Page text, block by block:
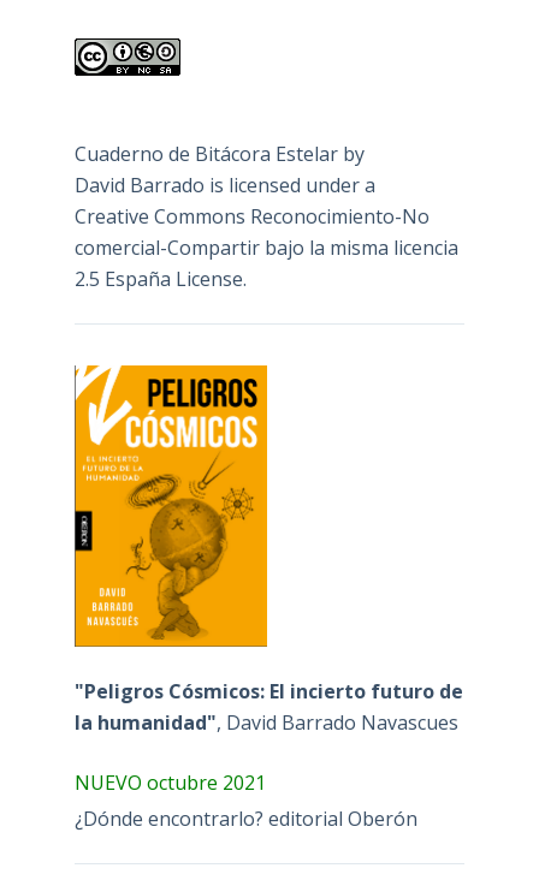
Cuaderno de Bitácora Estelarby
David Barrado is licensed under a
Creative Commons Reconocimiento-No
comercial-Compartir bajo la misma licencia
2.5 España License.
"Peligros Cósmicos: El incierto futuro de
la humanidad", David Barrado Navascues
NUEVO octubre 2021
¿Dónde encontrarlo? editorial Oberón